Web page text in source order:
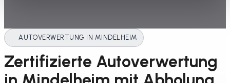
AUTOVERWERTUNG IN MINDELHEIM
Zertifizierte Autoverwertung